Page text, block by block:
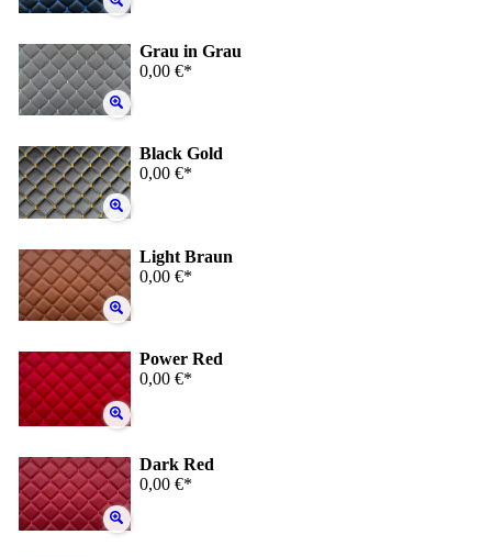
Grau in Grau
0,00 €*
Black Gold
0,00 €*
Light Braun
0,00 €*
Power Red
0,00 €*
Dark Red
0,00 €*